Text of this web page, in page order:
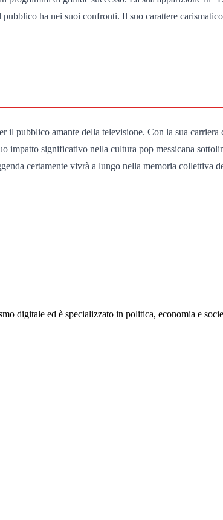
ha nei suoi confronti. Il suo carattere
pubblico amante della televisione. Con la sua
impatto significativo nella cultura pop messicana
certamente vivrà a lungo nella memoria collettiva
digitale ed è specializzato in politica, economia e